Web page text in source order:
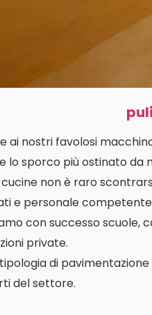
ai nostri favolosi
lo sporco più ostinato da
cucine non è raro
e personale
con successo scuole,
private.
di
del settore.